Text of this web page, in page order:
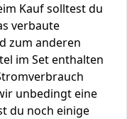
Kauf solltest du
verbaute
zum anderen
im Set enthalten
unbedingt eine
du noch einige